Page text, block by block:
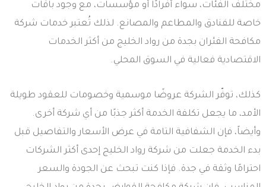
مختلف الفئات، سواء أفرادًا أو مؤسسات، مع وجود باقات
خاصة للفنادق والمطاعم والمصانع. لذلك تُعتبر خدمات شركة
مكافحة الفئران بجدة من رواد الخليج من أكثر الخدمات
الاقتصادية فعالية في السوق المحلي.
كذلك، توفّر الشركة عروضًا موسمية وخصومات للعقود طويلة
الأمد، ما يجعل تكلفة الخدمة أكثر جذبًا من أي شركة أخرى.
وأيضاً، فإن الشفافية التامة في عرض الأسعار والتفاصيل قبل
بدء الخدمة جعلت من شركة رواد الخليج إحدى أكثر الشركات
احترامًا وثقة في جدة. فإذا كنت تبحث عن الجودة والسعر